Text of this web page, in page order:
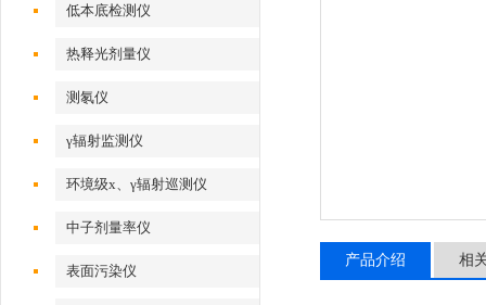
低本底检测仪
热释光剂量仪
测氡仪
γ辐射监测仪
环境级x、γ辐射巡测仪
中子剂量率仪
表面污染仪
产品介绍 相